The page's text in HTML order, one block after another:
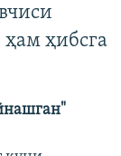
ҳибсга